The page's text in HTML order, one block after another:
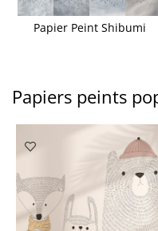
Papier Peint Shibumi
Papiers peints